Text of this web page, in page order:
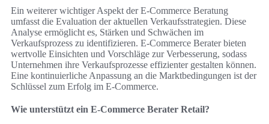
Ein weiterer wichtiger Aspekt der E-Commerce Beratung
umfasst die Evaluation der aktuellen Verkaufsstrategien. Diese
Analyse ermöglicht es, Stärken und Schwächen im
Verkaufsprozess zu identifizieren. E-Commerce Berater bieten
wertvolle Einsichten und Vorschläge zur Verbesserung, sodass
Unternehmen ihre Verkaufsprozesse effizienter gestalten können.
Eine kontinuierliche Anpassung an die Marktbedingungen ist der
Schlüssel zum Erfolg im E-Commerce.
Wie unterstützt ein E-Commerce Berater Retail?